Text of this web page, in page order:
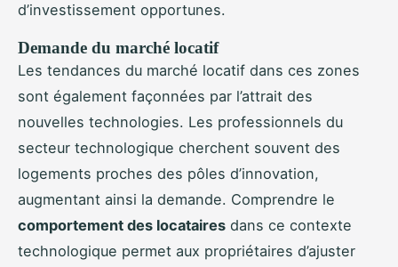
d’investissement opportunes.
Demande du marché locatif
Les tendances du marché locatif dans ces zones
sont également façonnées par l’attrait des
nouvelles technologies. Les professionnels du
secteur technologique cherchent souvent des
logements proches des pôles d’innovation,
augmentant ainsi la demande. Comprendre le
comportement des locataires dans ce contexte
technologique permet aux propriétaires d’ajuster